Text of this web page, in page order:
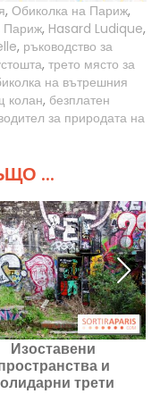
, Обиколка на Париж,
Париж, Hasard Ludique,
, ръководство за
, трето място за
на вътрешния
колан, безплатен
за природата на
...
Изоставени
и
трети